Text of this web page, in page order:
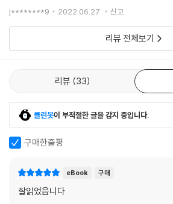
지금 읽고 있는 책을 다 읽으면 1~5권 한번 쭉 읽어봐
호기심을 가질 수 있
j********9 2022.06.27. 신고
리뷰 전체보기
리뷰 33
클린봇이 부적절한 글을 감지 중입니다.
구매한줄평
eBook 구매
잘읽었읍니다